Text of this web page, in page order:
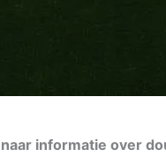
informatie over